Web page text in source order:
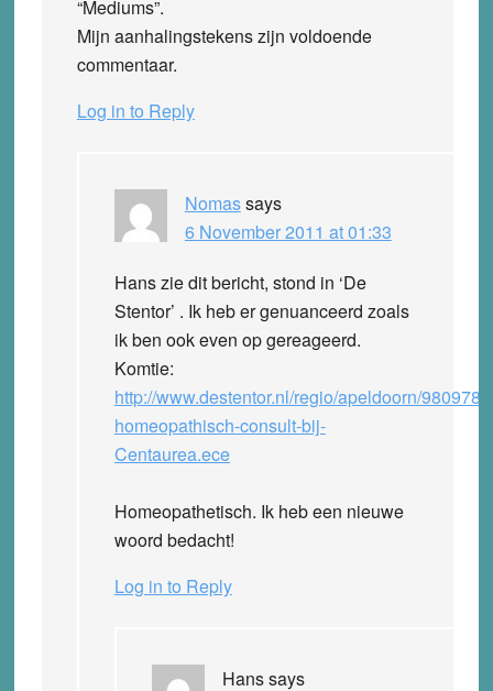
“Mediums”.
Mijn aanhalingstekens zijn voldoende
commentaar.
Log in to Reply
Nomassays
6 November 2011 at 01:33
Hans zie dit bericht, stond in ‘De
Stentor’ . Ik heb er genuanceerd zoals
ik ben ook even op gereageerd.
Komtie:
http://www.destentor.nl/regio/apeldoorn/
homeopathisch-consult-bij-
Centaurea.ece
Homeopathetisch. Ik heb een nieuwe
woord bedacht!
Log in to Reply
Hanssays